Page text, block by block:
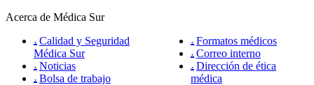
Acerca de Médica Sur
Calidad y Seguridad
Médica Sur
Noticias
Bolsa de trabajo
Formatos médicos
Correo interno
Dirección de ética
médica